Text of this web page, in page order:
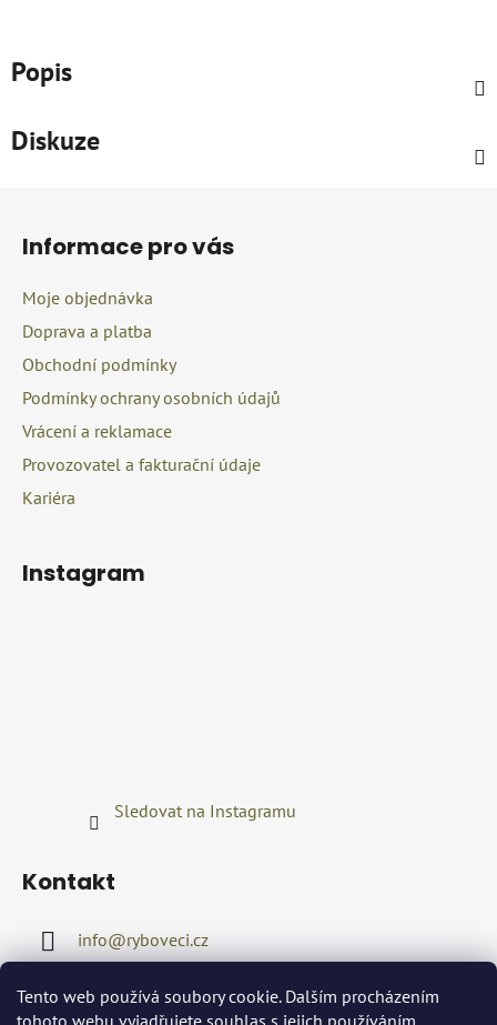
Tento web používá soubory cookie. Dalším procházením
tohoto webu vyjadřujete souhlas s jejich používáním..
Popis
Diskuze
Informace pro vás
Moje objednávka
Doprava a platba
Obchodní podmínky
Podmínky ochrany osobních údajů
Vrácení a reklamace
Provozovatel a fakturační údaje
Kariéra
Instagram
Sledovat na Instagramu
Kontakt
info@ryboveci.cz
+420722416689